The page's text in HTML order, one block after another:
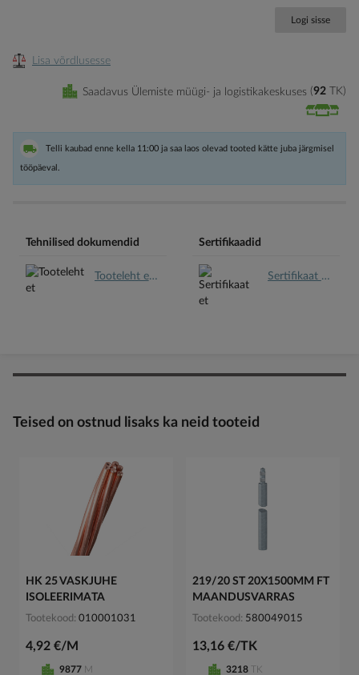
Logi sisse
Lisa võrdlusesse
Saadavus Ülemiste müügi- ja logistikakeskuses 92 TK
Telli kaubad enne kella 11:00 ja saa laos olevad tooted kätte juba järgmisel
tööpäeval.
Tehnilised dokumendid
Tooteleht et.pdf
Sertifikaadid
Sertifikaat et.pdf
Teised on ostnud lisaks ka neid tooteid
HK 25 VASKJUHE
ISOLEERIMATA
Tootekood 010001031
4,92 €/M
9877 M
219/20 ST 20X1500MM FT
MAANDUSVARRAS
Tootekood 580049015
13,16 €/TK
3218 TK